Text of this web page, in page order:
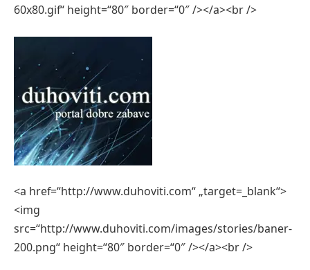
60x80.gif“ height=“80″ border=“0″ /></a><br />
<a href=“http://www.duhoviti.com“ „target=_blank“>
<img
src=“http://www.duhoviti.com/images/stories/baner-
200.png“ height=“80″ border=“0″ /></a><br />